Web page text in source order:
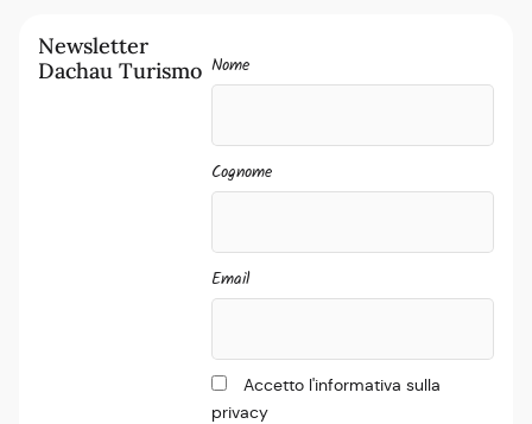
Newsletter
Dachau Turismo Nome
Cognome
Email
Accetto l'informativa sulla
privacy